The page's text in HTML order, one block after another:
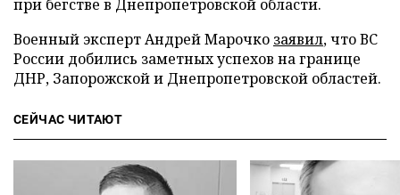
при бегстве в Днепропетровской области.
Военный эксперт Андрей Марочко заявил, что ВС
России добились заметных успехов на границе
ДНР, Запорожской и Днепропетровской областей.
СЕЙЧАС ЧИТАЮТ